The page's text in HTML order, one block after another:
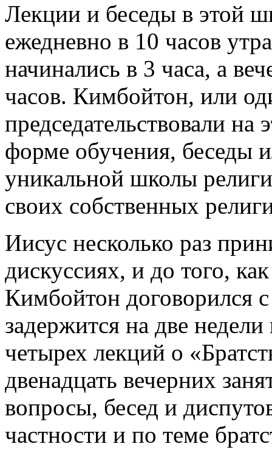
Лекции и беседы в этой
ежедневно в 10 часов
начинались в 3 часа, а
часов. Кимбойтон, или
председательствовали
форме обучения, беседы
уникальной школы
своих собственных
Иисус несколько раз
дискуссиях, и до того,
Кимбойтон договорился
задержится на две
четырех лекций о
двенадцать вечерних
вопросы, бесед и
частности и по теме